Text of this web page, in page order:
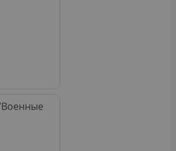
Военные